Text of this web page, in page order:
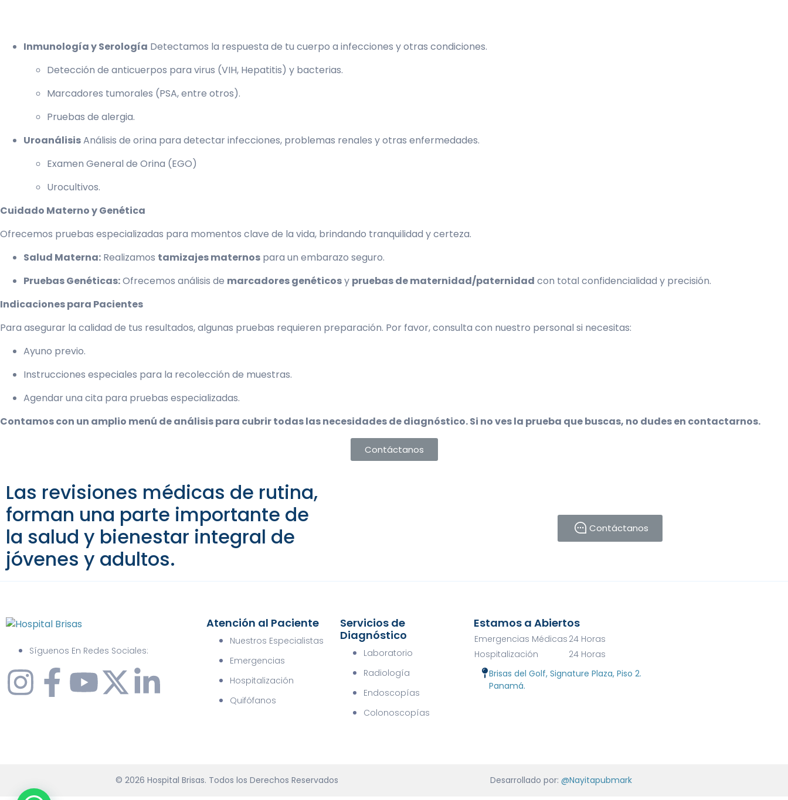
Inmunología y Serología Detectamos la respuesta de tu cuerpo a infecciones y otras condiciones.
Detección de anticuerpos para virus (VIH, Hepatitis) y bacterias.
Marcadores tumorales (PSA, entre otros).
Pruebas de alergia.
UroanálisisAnálisis de orina para detectar infecciones, problemas renales y otras enfermedades.
Examen General de Orina (EGO)
Urocultivos.
Cuidado Materno y Genética
Ofrecemos pruebas especializadas para momentos clave de la vida, brindando tranquilidad y certeza.
Salud Materna: Realizamos tamizajes maternos para un embarazo seguro.
Pruebas Genéticas:Ofrecemos análisis de marcadores genéticosy pruebas de maternidad/paternidad con total confidencialidad y precisión.
Indicaciones para Pacientes
Para asegurar la calidad de tus resultados, algunas pruebas requieren preparación. Por favor, consulta con nuestro personal si necesitas:
Ayuno previo.
Instrucciones especiales para la recolección de muestras.
Agendar una cita para pruebas especializadas.
Contamos con un amplio menú de análisis para cubrir todas las necesidades de diagnóstico. Si no ves la prueba que buscas, no dudes en contactarnos.
Contáctanos
Las revisiones médicas de rutina,
forman una parte importante de
la salud y bienestar integral de
jóvenes y adultos.
Contáctanos
Síguenos En Redes Sociales:
Atención al Paciente
Nuestros Especialistas
Emergencias
Hospitalización
Quifófanos
Servicios de
Diagnóstico
Laboratorio
Radiología
Endoscopías
Colonoscopías
Estamos a Abiertos
Emergencias Médicas 24 Horas
Hospitalización
24 Horas
Brisas del Golf, Signature Plaza, Piso 2.
Panamá.
© 2026 Hospital Brisas. Todos los Derechos Reservados Desarrollado por: @Nayitapubmark